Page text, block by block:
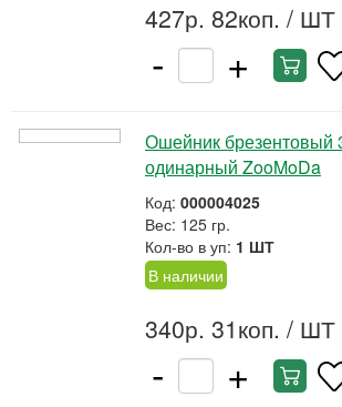
427р. 82коп. / ШТ
- +
Ошейник брезентовый
одинарный ZooMoDa
Код: 000004025
Вес: 125 гр.
Кол-во в уп: 1 ШТ
В наличии
340р. 31коп. / ШТ
- +